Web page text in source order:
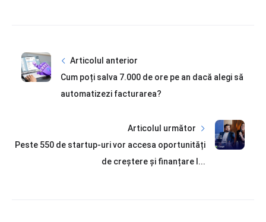
Articolul anterior
Cum poți salva 7.000 de ore pe an dacă alegi să
automatizezi facturarea?
Articolul următor
Peste 550 de startup-uri vor accesa oportunități
de creștere și finanțare l...